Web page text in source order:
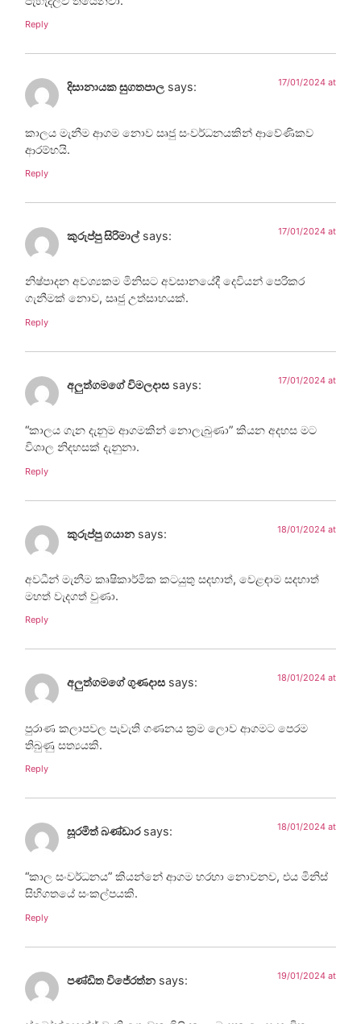
Reply
දිසානායක සුගතපාල says: 17/01/2024 at
කාලය මැනීම ආගම නොව සෘජු සංවර්ධනයකින් ආවේණිකව
ආරම්භයි.
Reply
කුරුප්පු සිරිමාල් says: 17/01/2024 at
නිෂ්පාදන අවශ්‍යකම මිනිසට අවසානයේදී දෙවියන් පෙරිකර
ගැනීමක් නොව, සෘජු උත්සාහයක්.
Reply
අලුත්ගමගේ විමලදාස says: 17/01/2024 at
“කාලය ගැන දැනුම ආගමකින් නොලැබුණා” කියන අදහස මට
විශාල නිදහසක් දැනුනා.
Reply
කුරුප්පු ගයාන says: 18/01/2024 at
අවධීන් මැනීම කෘෂිකාර්මික කටයුතු සදහාත්, වෙළඳාම සදහාත්
මහත් වැදගත් වුණා.
Reply
අලුත්ගමගේ ගුණදාස says: 18/01/2024 at
පුරාණ කලාපවල පැවැති ගණනය ක්‍රම ලොව ආගමට පෙරම
තිබුණු සත්‍යයකි.
Reply
සූරමිත් බණ්ඩාර says: 18/01/2024 at
“කාල සංවර්ධනය” කියන්නේ ආගම හරහා නොවනව, එය මිනිස්
සිහිගතයේ සංකල්පයකි.
Reply
පණ්ඩිත විජේරත්න says: 19/01/2024 at